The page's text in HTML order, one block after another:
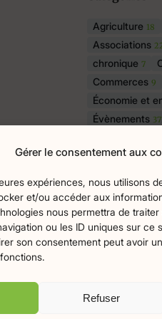
Gérer le consentement aux
expériences, nous utilisons
et/ou accéder aux
nous permettra de
ou les ID uniques sur ce
son consentement peut avoir
Refuser
Agriculture 18
Associations
chronique 7
Commerces 9
Économie et
Évènements
La parole à
sport27